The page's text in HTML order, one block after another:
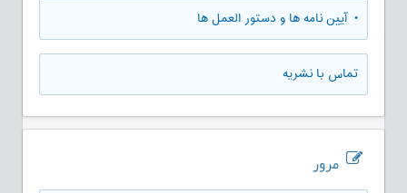
• آیین نامه ها و دستور العمل ها
تماس با نشریه
مرور